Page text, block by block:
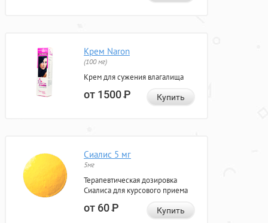
Крем Naron
(100 мг)
Крем для сужения влагалища
от 1500Р Купить
Сиалис 5 мг
5мг
Терапевтическая дозировка
Сиалиса для курсового приема
от 60Р Купить